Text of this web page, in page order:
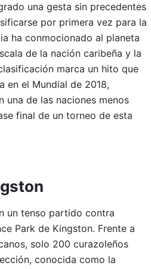
una gesta sin precedentes
por primera vez para la
ha conmocionado al planeta
de la nación caribeña y la
marca un hito que
en el Mundial de 2018,
una de las naciones menos
final de un torneo de esta
un tenso partido contra
Park de Kingston. Frente a
solo 200 curazoleños
conocida como la